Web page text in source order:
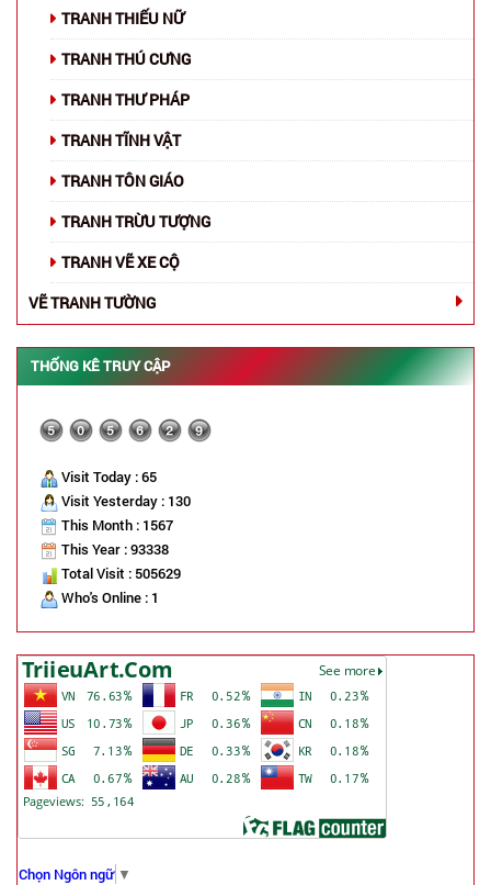
TRANH THIẾU NỮ
TRANH THÚ CƯNG
TRANH THƯ PHÁP
TRANH TĨNH VẬT
TRANH TÔN GIÁO
TRANH TRỪU TƯỢNG
TRANH VẼ XE CỘ
VẼ TRANH TƯỜNG
THỐNG KÊ TRUY CẬP
Visit Today : 65
Visit Yesterday : 130
This Month : 1567
This Year : 93338
Total Visit : 505629
Who's Online : 1
Chọn Ngôn ngữ ▼